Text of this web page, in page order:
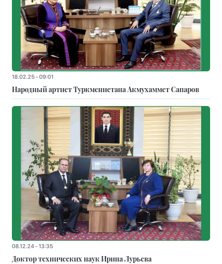
18.02.25 - 09:01
Народный артист Туркменистана Акмухаммет Сапаров
08.12.24 - 13:35
Доктор технических наук Ирина Лурьева